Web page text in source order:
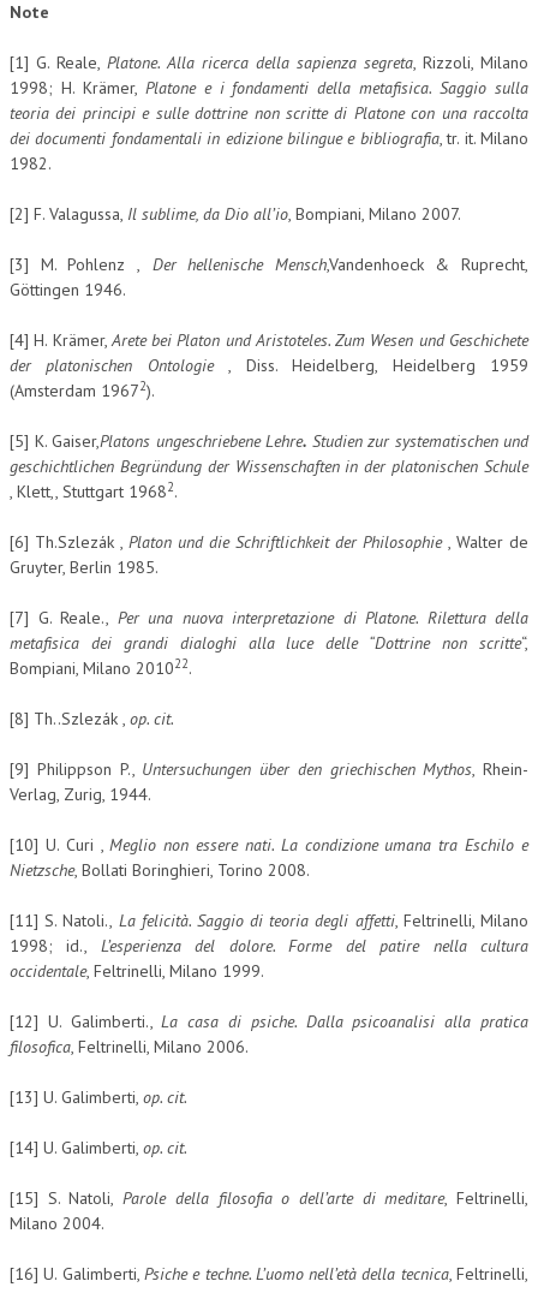
Note
[1] G. Reale, Platone. Alla ricerca della sapienza segreta, Rizzoli, Milano
1998; H. Krämer, Platone e i fondamenti della metafisica. Saggio sulla
teoria dei principi e sulle dottrine non scritte di Platone con una raccolta
dei documenti fondamentali in edizione bilingue e bibliografia, tr. it. Milano
1982.
[2] F. Valagussa, Il sublime, da Dio all’io, Bompiani, Milano 2007.
[3] M. Pohlenz , Der hellenische Mensch,Vandenhoeck & Ruprecht,
Göttingen 1946.
[4] H. Krämer,Arete bei Platon und Aristoteles. Zum Wesen und Geschichete
der platonischen Ontologie, Diss. Heidelberg, Heidelberg 1959
(Amsterdam 19672).
[5] K. Gaiser,Platons ungeschriebene Lehre. Studien zur systematischen und
geschichtlichen Begründung der Wissenschaften in der platonischen Schule
, Klett,, Stuttgart 19682.
[6] Th.Szlezák , Platon und die Schriftlichkeit der Philosophie, Walter de
Gruyter, Berlin 1985.
[7] G. Reale., Per una nuova interpretazione di Platone. Rilettura della
metafisica dei grandi dialoghi alla luce delle “Dottrine non scritte“,
Bompiani, Milano 201022.
[8] Th..Szlezák , op. cit.
[9] Philippson P., Untersuchungen über den griechischen Mythos, Rhein-
Verlag, Zurig, 1944.
[10] U. Curi ,Meglio non essere nati. La condizione umana tra Eschilo e
Nietzsche, Bollati Boringhieri, Torino 2008.
[11] S. Natoli., La felicità. Saggio di teoria degli affetti, Feltrinelli, Milano
1998; id., L’esperienza del dolore. Forme del patire nella cultura
occidentale, Feltrinelli, Milano 1999.
[12] U. Galimberti.,La casa di psiche. Dalla psicoanalisi alla pratica
filosofica, Feltrinelli, Milano 2006.
[13] U. Galimberti, op. cit.
[14] U. Galimberti, op. cit.
[15] S. Natoli,Parole della filosofia o dell’arte di meditare, Feltrinelli,
Milano 2004.
[16] U. Galimberti, Psiche e techne. L’uomo nell’età della tecnica, Feltrinelli,